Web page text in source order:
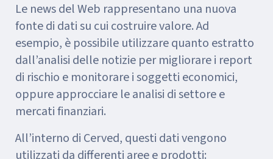
Le news del Web rappresentano una nuova
fonte di dati su cui costruire valore. Ad
esempio, è possibile utilizzare quanto estratto
dall’analisi delle notizie per migliorare i report
di rischio e monitorare i soggetti economici,
oppure approcciare le analisi di settore e
mercati finanziari.
All’interno di Cerved, questi dati vengono
utilizzati da differenti aree e prodotti: